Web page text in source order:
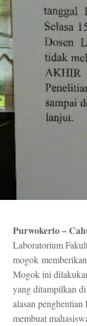
Purwokerto –
Laboratorium
mogok
Mogok ini
yang ditampilkan
alasan
membuat